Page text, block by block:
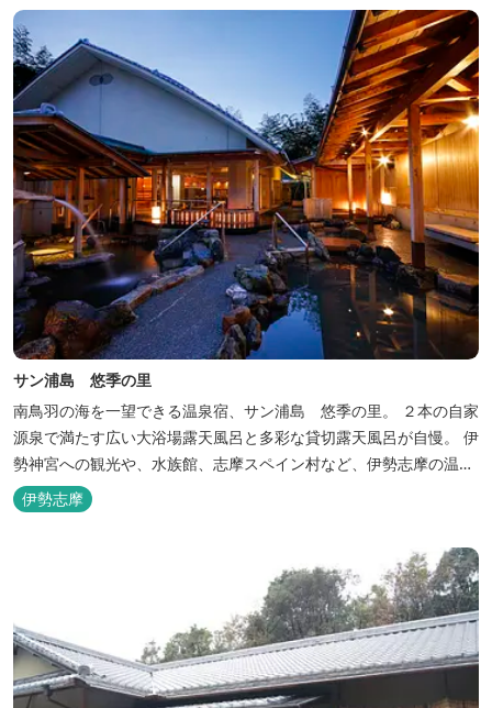
らに皆様に楽しんでもらえる空間となりました。 満点の星空の下で
ド...
サン浦島 悠季の里
南鳥羽の海を一望できる温泉宿、サン浦島 悠季の里。 ２本の自家
源泉で満たす広い大浴場露天風呂と多彩な貸切露天風呂が自慢。 伊
勢神宮への観光や、水族館、志摩スペイン村など、伊勢志摩の温泉
旅行に お料理は伊勢志摩ならではの味覚が四季折々の旅を彩りま
す。 ～大浴場「まろびね庵」～ 敷地内より湧出する二つの源泉
「珠光の湯」「和みの湯」が 至福の癒しへとお誘い致します。 す
伊勢志摩